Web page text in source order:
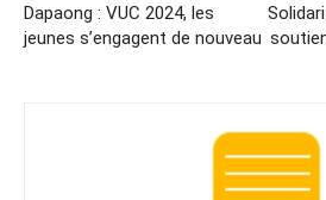
Dapaong : VUC 2024, les
jeunes s’engagent de nouveau